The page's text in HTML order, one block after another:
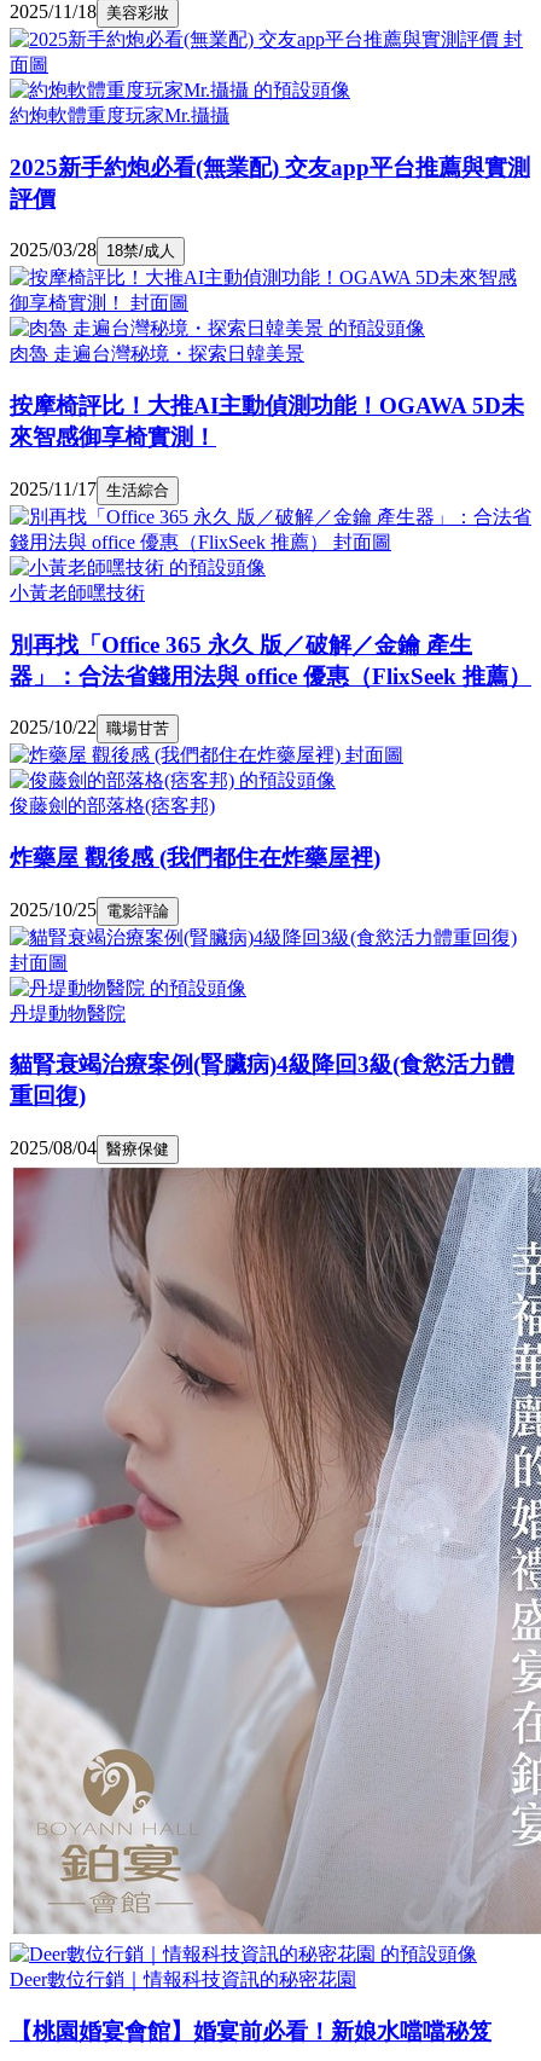
2025/11/18 美容彩妝
約炮軟體重度玩家Mr.攝攝
2025新手約炮必看(無業配) 交友app平台推薦與實測
評價
2025/03/28 18禁/成人
肉魯 走遍台灣秘境・探索日韓美景
按摩椅評比！大推AI主動偵測功能！OGAWA 5D未
來智感御享椅實測！
2025/11/17 生活綜合
小黃老師嘿技術
別再找「Office 365 永久 版／破解／金鑰 產生
器」：合法省錢用法與 office 優惠（FlixSeek 推薦）
2025/10/22 職場甘苦
俊藤劍的部落格(痞客邦)
炸藥屋 觀後感 (我們都住在炸藥屋裡)
2025/10/25 電影評論
丹堤動物醫院
貓腎衰竭治療案例(腎臟病)4級降回3級(食慾活力體
重回復)
2025/08/04 醫療保健
Deer數位行銷｜情報科技資訊的秘密花園
【桃園婚宴會館】婚宴前必看！新娘水噹噹秘笈